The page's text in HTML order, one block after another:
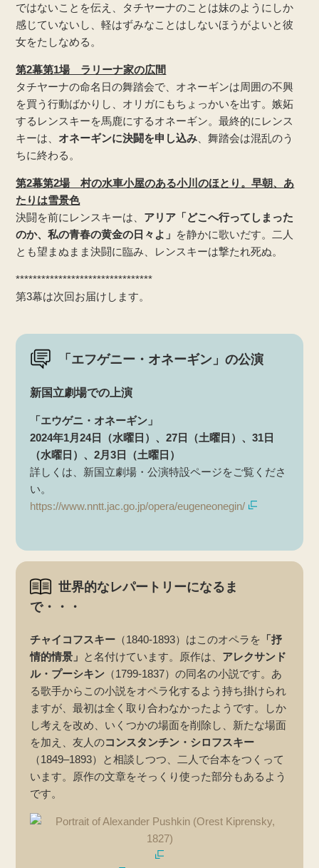
ではないことを伝え、タチヤーナのことは妹のようにしか
感じていないし、軽はずみなことはしないほうがよいと彼
女をたしなめる。
第2幕第1場 ラリーナ家の広間
タチヤーナの命名日の舞踏会で、オネーギンは周囲の不興
を買う行動ばかりし、オリガにもちょっかいを出す。嫉妬
するレンスキーを馬鹿にするオネーギン。最終的にレンス
キーは、 オネーギンに決闘を申し込み 、舞踏会は混乱のう
ちに終わる。
第2幕第2場 村の水車小屋のある小川のほとり。早朝、あ
たりは雪景色
決闘を前にレンスキーは、 アリア「どこへ行ってしまった
のか、私の青春の黄金の日々よ」 を静かに歌いだす。二人
とも望まぬまま決闘に臨み、レンスキーは撃たれ死ぬ。
********************************
第3幕は次回お届けします。
「エフゲニー・オネーギン」の公演
新国立劇場での上演
「エウゲニ・オネーギン」
2024年1月24日（水曜日）、27日（土曜日）、31日
（水曜日）、2月3日（土曜日）
詳しくは、新国立劇場・公演特設ページをご覧くださ
い。
https://www.nntt.jac.go.jp/opera/eugeneonegin/
世界的なレパートリーになるま
で・・・
チャイコフスキー （1840-1893）はこのオペラを 「抒
情的情景」 と名付けています。原作は、 アレクサンド
ル・プーシキン （1799-1837）の同名の小説です。あ
る歌手からこの小説をオペラ化するよう持ち掛けられ
ますが、最初は全く取り合わなかったようです。しか
し考えを改め、いくつかの場面を削除し、新たな場面
を加え、友人のコンスタンチン・シロフスキー
（1849–1893）と相談しつつ、二人で台本をつくって
います。原作の文章をそっくり使った部分もあるよう
です。